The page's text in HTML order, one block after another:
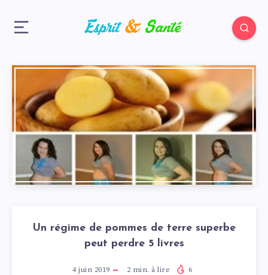
Un régime de pommes de terre superbe
peut perdre 5 livres
4 juin 2019 2 min. à lire 6